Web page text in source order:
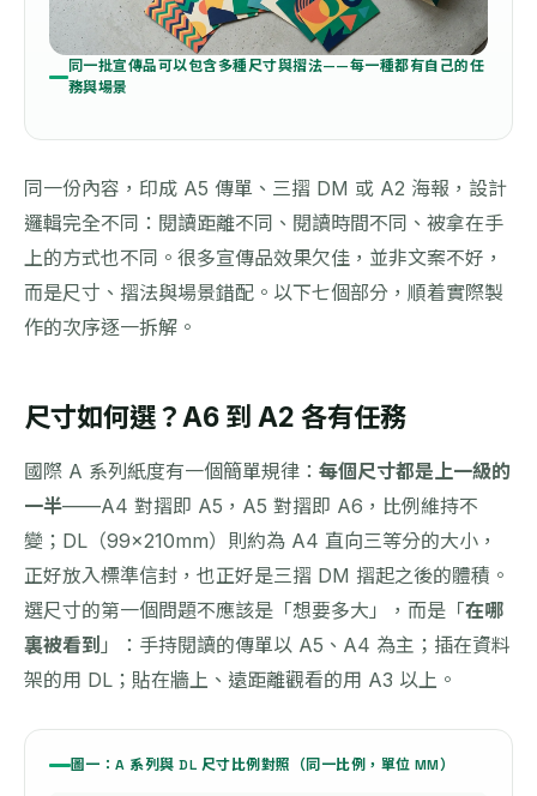
同一批宣傳品可以包含多種尺寸與摺法——每一種都有自己的任
務與場景
同一份內容，印成 A5 傳單、三摺 DM 或 A2 海報，設計
邏輯完全不同：閱讀距離不同、閱讀時間不同、被拿在手
上的方式也不同。很多宣傳品效果欠佳，並非文案不好，
而是尺寸、摺法與場景錯配。以下七個部分，順着實際製
作的次序逐一拆解。
尺寸如何選？A6 到 A2 各有任務
國際 A 系列紙度有一個簡單規律： 每個尺寸都是上一級的
一半——A4 對摺即 A5，A5 對摺即 A6，比例維持不
變；DL（99×210mm）則約為 A4 直向三等分的大小，
正好放入標準信封，也正好是三摺 DM 摺起之後的體積。
選尺寸的第一個問題不應該是「想要多大」，而是「在哪
裏被看到 」：手持閱讀的傳單以 A5、A4 為主；插在資料
架的用 DL；貼在牆上、遠距離觀看的用 A3 以上。
圖一：A 系列與 DL 尺寸比例對照（同一比例，單位 MM）